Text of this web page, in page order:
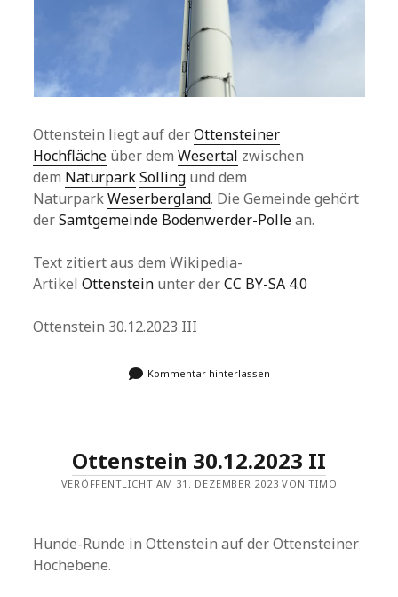
Ottenstein liegt auf derOttensteiner
Hochfläche über demWesertal zwischen
dem NaturparkSolling und dem
NaturparkWeserbergland. Die Gemeinde gehört
derSamtgemeinde Bodenwerder-Pollean.
Text zitiert aus dem Wikipedia-
Artikel Ottenstein unter derCC BY-SA 4.0
Ottenstein 30.12.2023 III
Kommentar hinterlassen
Ottenstein 30.12.2023 II
VERÖFFENTLICHT AM 31. DEZEMBER 2023 VON TIMO
Hunde-Runde in Ottenstein auf der Ottensteiner
Hochebene.